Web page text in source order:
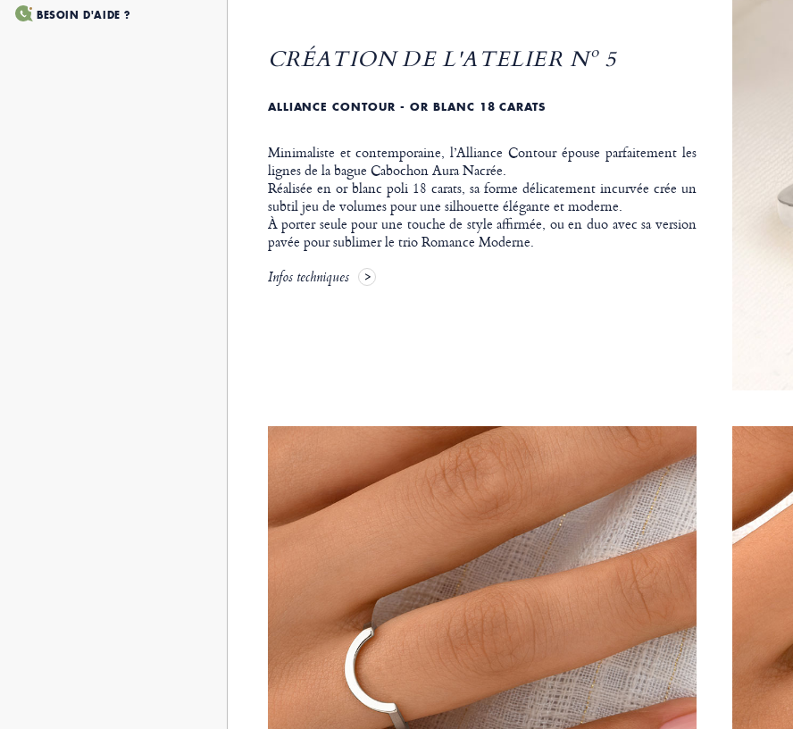
BESOIN D'AIDE ?
CRÉATION DE L'ATELIER Nº 5
ALLIANCE CONTOUR - OR BLANC 18 CARATS
Minimaliste et contemporaine, l’Alliance Contour épouse parfaitement les
lignes de la bague Cabochon Aura Nacrée.
Réalisée en or blanc poli 18 carats, sa forme délicatement incurvée crée un
subtil jeu de volumes pour une silhouette élégante et moderne.
À porter seule pour une touche de style affirmée, ou en duo avec sa version
pavée pour sublimer le trio Romance Moderne.
Infos techniques